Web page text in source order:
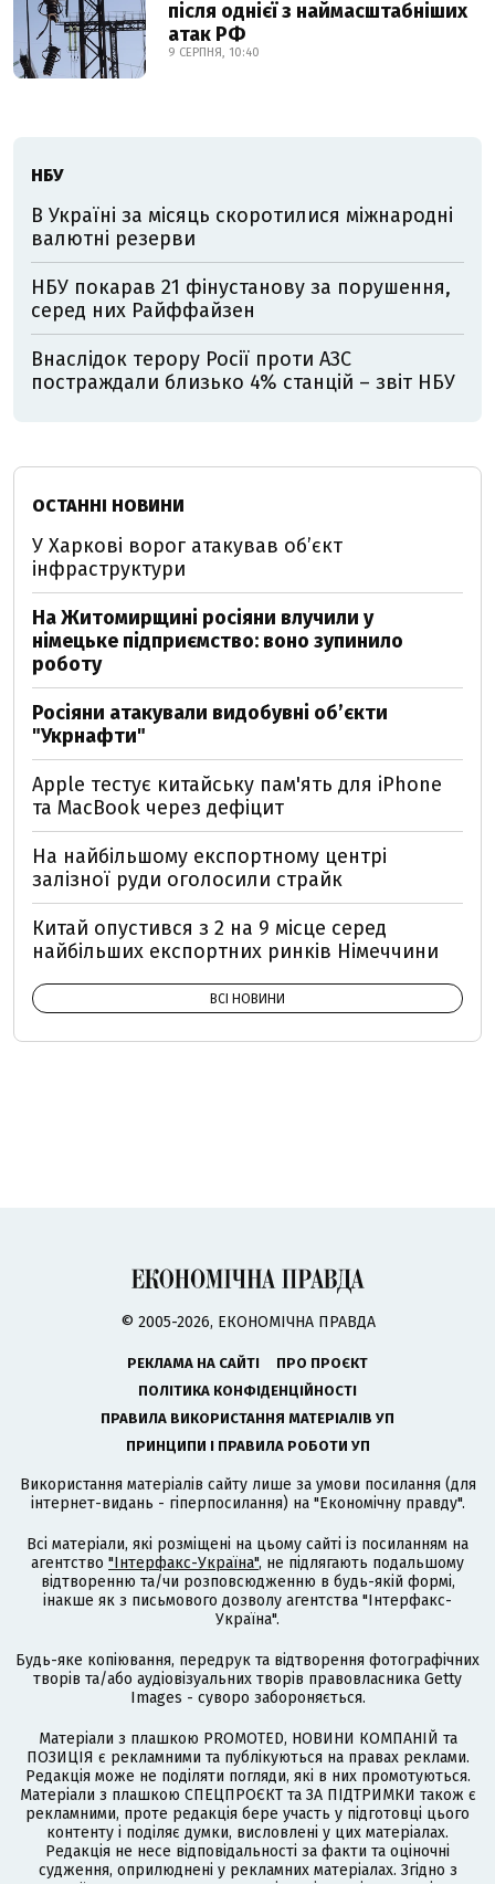
після однієї з наймасштабніших
атак РФ
9 СЕРПНЯ, 10:40
НБУ
В Україні за місяць скоротилися міжнародні
валютні резерви
НБУ покарав 21 фінустанову за порушення,
серед них Райффайзен
Внаслідок терору Росії проти АЗС
постраждали близько 4% станцій – звіт НБУ
ОСТАННІ НОВИНИ
У Харкові ворог атакував обʼєкт
інфраструктури
На Житомирщині росіяни влучили у
німецьке підприємство: воно зупинило
роботу
Росіяни атакували видобувні обʼєкти
"Укрнафти"
Apple тестує китайську пам'ять для iPhone
та MacBook через дефіцит
На найбільшому експортному центрі
залізної руди оголосили страйк
Китай опустився з 2 на 9 місце серед
найбільших експортних ринків Німеччини
ВСІ НОВИНИ
© 2005-2026, ЕКОНОМІЧНА ПРАВДА
РЕКЛАМА НА САЙТІ
ПРО ПРОЄКТ
ПОЛІТИКА КОНФІДЕНЦІЙНОСТІ
ПРАВИЛА ВИКОРИСТАННЯ МАТЕРІАЛІВ УП
ПРИНЦИПИ І ПРАВИЛА РОБОТИ УП
Використання матеріалів сайту лише за умови посилання (для
інтернет-видань - гіперпосилання) на "Економічну правду".
Всі матеріали, які розміщені на цьому сайті із посиланням на
агентство "Інтерфакс-Україна", не підлягають подальшому
відтворенню та/чи розповсюдженню в будь-якій формі,
інакше як з письмового дозволу агентства "Інтерфакс-
Україна".
Будь-яке копіювання, передрук та відтворення фотографічних
творів та/або аудіовізуальних творів правовласника Getty
Images - суворо забороняється.
Матеріали з плашкою PROMOTED, НОВИНИ КОМПАНІЙ та
ПОЗИЦІЯ є рекламними та публікуються на правах реклами.
Редакція може не поділяти погляди, які в них промотуються.
Матеріали з плашкою СПЕЦПРОЄКТ та ЗА ПІДТРИМКИ також є
рекламними, проте редакція бере участь у підготовці цього
контенту і поділяє думки, висловлені у цих матеріалах.
Редакція не несе відповідальності за факти та оціночні
судження, оприлюднені у рекламних матеріалах. Згідно з